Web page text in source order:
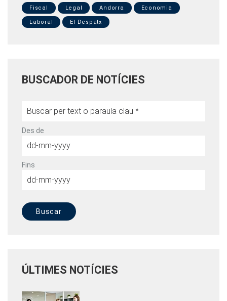
Fiscal Legal Andorra Economia
Laboral El Despatx
BUSCADOR DE NOTÍCIES
Des de
Fins
Buscar
ÚLTIMES NOTÍCIES